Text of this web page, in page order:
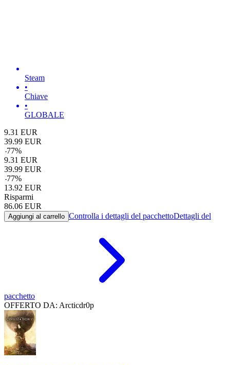
Steam
•
Chiave
•
GLOBALE
9.31 EUR
39.99 EUR
-77%
9.31 EUR
39.99 EUR
-77%
13.92 EUR
Risparmi
86.06 EUR
Aggiungi al carrello Controlla i dettagli del pacchettoDettagli del
pacchetto
OFFERTO DA: Arcticdr0p